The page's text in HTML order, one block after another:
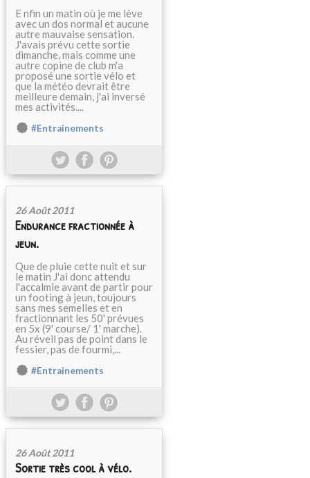
E nfin un matin où je me lève
avec un dos normal et aucune
autre mauvaise sensation.
J'avais prévu cette sortie
dimanche, mais comme une
autre copine de club m'a
proposé une sortie vélo et
que la météo devrait être
meilleure demain, j'ai inversé
mes activités....
#Entrainements
26 Août 2011
Endurance fractionnée à
jeun.
Que de pluie cette nuit et sur
le matin J'ai donc attendu
l'accalmie avant de partir pour
un footing à jeun, toujours
sans mes semelles et en
fractionnant les 50' prévues
en 5x (9' course/ 1' marche).
Au réveil pas de point dans le
fessier, pas de fourmi,...
#Entrainements
26 Août 2011
Sortie très cool à vélo.